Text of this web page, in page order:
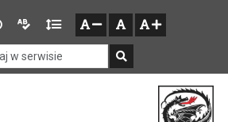
do głównego menu
Przejdź do treści
do mapy serwisu
WersjaWersja
tekstowa
Gęstość
tekstu